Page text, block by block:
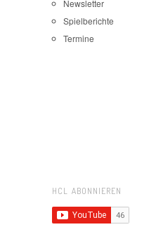
Newsletter
Spielberichte
Termine
HCL ABONNIEREN